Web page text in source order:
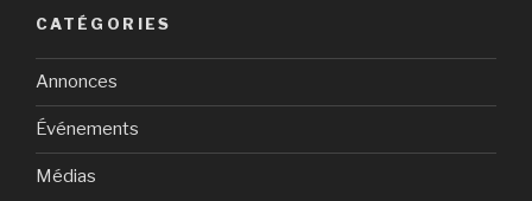
CATÉGORIES
Annonces
Événements
Médias